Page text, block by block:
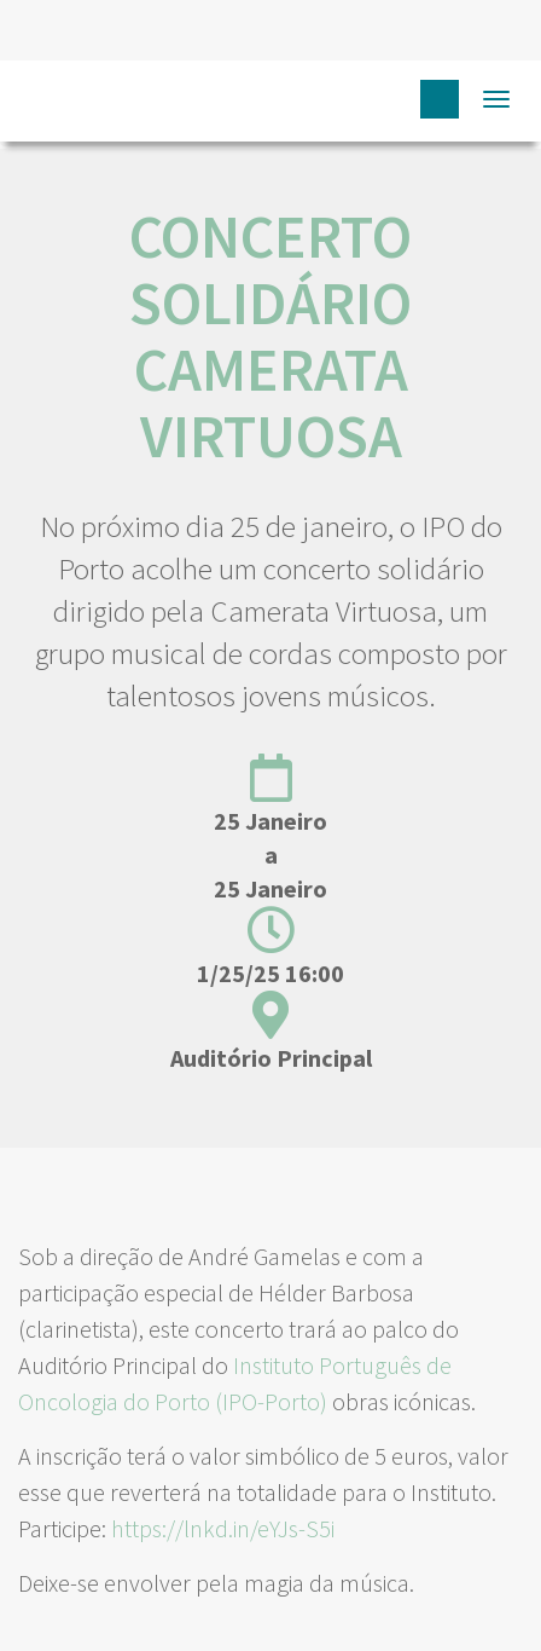
CONCERTO
SOLIDÁRIO
CAMERATA
VIRTUOSA
No próximo dia 25 de janeiro, o IPO do
Porto acolhe um concerto solidário
dirigido pela Camerata Virtuosa, um
grupo musical de cordas composto por
talentosos jovens músicos.
25 Janeiro
a
25 Janeiro
1/25/25 16:00
Auditório Principal
Sob a direção de André Gamelas e com a
participação especial de Hélder Barbosa
(clarinetista), este concerto trará ao palco do
Auditório Principal do Instituto Português de
Oncologia do Porto (IPO-Porto) obras icónicas.
A inscrição terá o valor simbólico de 5 euros, valor
esse que reverterá na totalidade para o Instituto.
Participe: https://lnkd.in/eYJs-S5i
Deixe-se envolver pela magia da música.